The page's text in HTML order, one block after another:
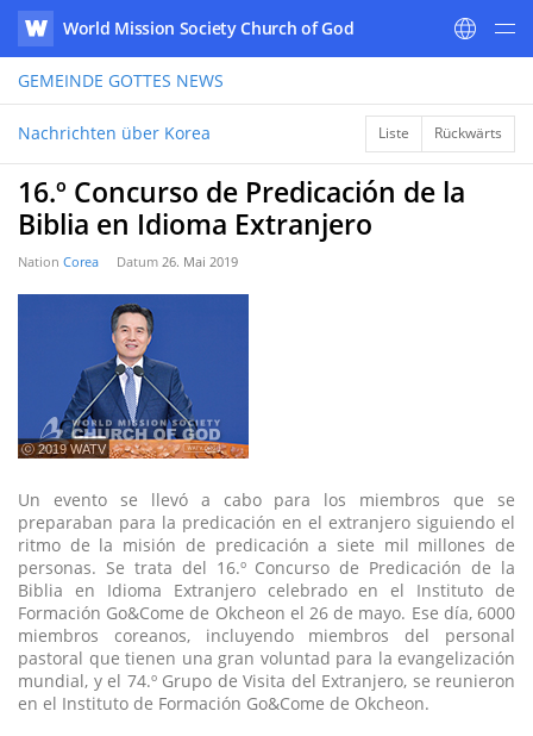
WATV
World Mission Society Church of God
GEMEINDE GOTTES NEWS
Nachrichten über Korea Liste Rückwärts
16.º Concurso de Predicación de la
Biblia en Idioma Extranjero
Nation Corea Datum 26. Mai 2019
ⓒ 2019 WATV
Un evento se llevó a cabo para los miembros que se
preparaban para la predicación en el extranjero siguiendo el
ritmo de la misión de predicación a siete mil millones de
personas. Se trata del 16.º Concurso de Predicación de la
Biblia en Idioma Extranjero celebrado en el Instituto de
Formación Go&Come de Okcheon el 26 de mayo. Ese día, 6000
miembros coreanos, incluyendo miembros del personal
pastoral que tienen una gran voluntad para la evangelización
mundial, y el 74.º Grupo de Visita del Extranjero, se reunieron
en el Instituto de Formación Go&Come de Okcheon.